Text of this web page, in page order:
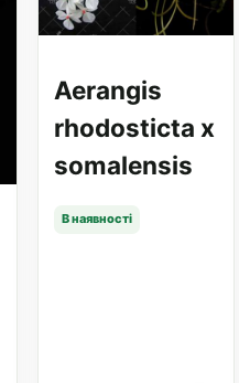
Aerangis
rhodosticta x
somalensis
В наявності